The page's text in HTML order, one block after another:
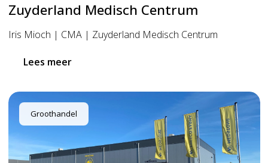
Zuyderland Medisch Centrum
Iris Mioch | CMA | Zuyderland Medisch Centrum
Lees meer
Groothandel